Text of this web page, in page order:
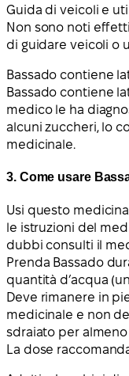
Guida di veicoli e
Non sono noti
di guidare veicoli o
Bassado contiene
Bassado contiene
medico le ha
alcuni zuccheri, lo
medicinale.
3. Come usare
Usi questo
le istruzioni del
dubbi consulti il
Prenda Bassado
quantità d’acqua
Deve rimanere in
medicinale e non
sdraiato per almeno
La dose